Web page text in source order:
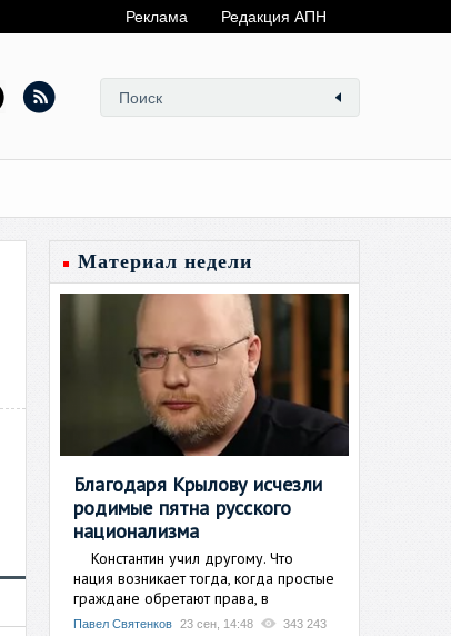
Реклама Редакция АПН
Материал недели
Благодаря Крылову исчезли
родимые пятна русского
национализма
Константин учил другому. Что
нация возникает тогда, когда простые
граждане обретают права, в
Павел Святенков 23 сен, 14:48 343 243